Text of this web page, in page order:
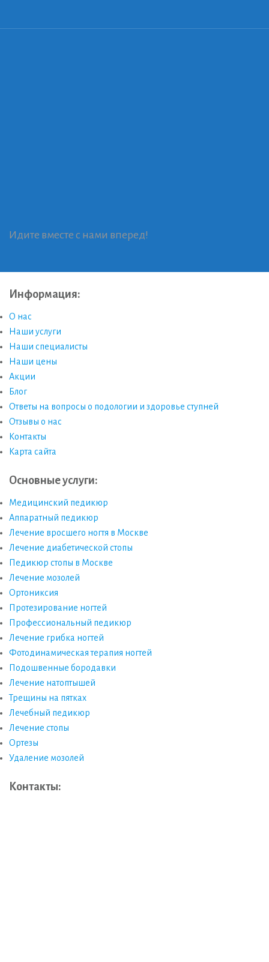
Идите вместе с нами вперед!
Информация:
О нас
Наши услуги
Наши специалисты
Наши цены
Акции
Блог
Ответы на вопросы о подологии и здоровье ступней
Отзывы о нас
Контакты
Карта сайта
Основные услуги:
Медицинский педикюр
Аппаратный педикюр
Лечение вросшего ногтя в Москве
Лечение диабетической стопы
Педикюр стопы в Москве
Лечение мозолей
Ортониксия
Протезирование ногтей
Профессиональный педикюр
Лечение грибка ногтей
Фотодинамическая терапия ногтей
Подошвенные бородавки
Лечение натоптышей
Трещины на пятках
Лечебный педикюр
Лечение стопы
Ортезы
Удаление мозолей
Контакты: